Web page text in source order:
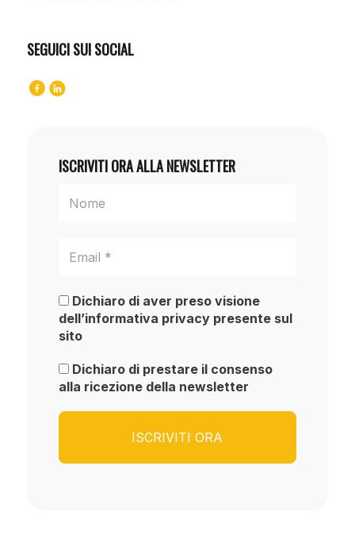
SEGUICI SUI SOCIAL
ISCRIVITI ORA ALLA NEWSLETTER
Dichiaro di aver preso visione
dell’informativa privacy presente sul
sito
Dichiaro di prestare il consenso
alla ricezione della newsletter